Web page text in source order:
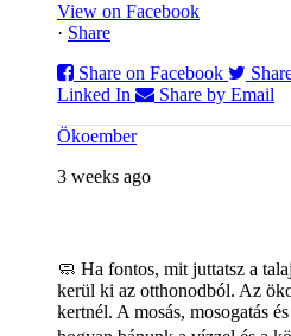
View on Facebook
· Share
Share on Facebook
Linked In
Share by Email
Ökoember
3 weeks ago
🧼 Ha fontos, mit juttatsz a
kerül ki az otthonodból. Az
kertnél. A mosás, mosogatás